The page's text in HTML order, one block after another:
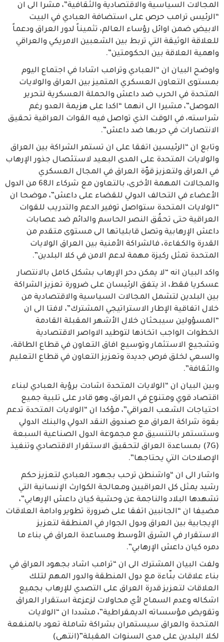
المجالات السياسية والاقتصادية والثقافية”، مشرا الى ان
“الرئيس ترامب حرص على استضافة العبادي في البيت
الابيض ضمن اوائل رؤساء العالم، تثميناً لدور العراق ودعماً
للعلاقة الوثيقة التي تربط بين الشعبين الامريكي والعراقي
واهمية العلاقة بين الحكومتين”.
واوضح البيان ان “العبادي وترامب اشادا في اجتماع اليوم
بمستوى التعاون العسكري المتميز بين العراق والولايات
المتحدة في الحرب ضد داعش والحملة العسكرية لتحرير
الموصل”، مشيرا الى انهما “اكدا على هزيمة العدو رغم
شراسته، في الوقت الذي تواصل فيه القوات العراقية تحقيق
الانتصارات في حربها ضد داعش”.
وتابع ان “الرئيسين اتفقا على ان تستمر الشراكة بين العراق
والولايات المتحدة على المدى البعيد لاستئصال جذور الإرهاب
في العراق ولتعزيز قوّة العراق في المجال العسكري
والمجالات المهمة الأخرى، بالتعاون مع شركاء الـ68 من الدول
الأعضاء في التحالف الدولي للقضاء على داعش”، موضحا ان
“الولايات المتحدة ستواصل توفير الدعم والتدريب للقوات
العراقية حتى تحقُق النصر الحاسم والدائم ضد عصابات
داعش الإرهابية وتصل قابلياتها الى مستوى متقدم من
القدرة والكفاءة، فالشراكة الأمنية بين العراق الولايات
المتحدة تمثل ركيزة مهمة لدعم الامن في كلا البلدين”.
واكد البيان انه “لا يمكن دحر الإرهاب بشكل كامل بالانتصار
عسكريا فقط، اذ يتفق الرئيسان على ضرورة تعزيز الشراكة
بين البلدين لتشمل المجالات السياسية والاقتصادية من
خلال اتفاقية الإطار الاستراتيجي المشترك”، لافتا الى ان
“المسؤولين سيبحثان خلال الأشهر المقبلة القادمة
الخطوات الواجب اتخاذها لتوطيد الاواصر الاقتصادية
وتشجيع الاستثمار وتوسيع افاق التعاون في قطاع الطاقة،
والسعي لخلق فرص جديدة وتعزيز التعاون في قطاع التعليم
والثقافة”.
وبين البيان ان “الولايات المتحدة اشادت برؤية العبادي لبناء
اقتصاد قوي ومتنوع في العراق، وهو قادر على تلبية جميع
احتياجات الشعب العراقي”، مؤكدا ان “الولايات المتحدة تدعم
بقوة شراكة العراق مع صندوق النقد الدولي والبنك الدولي
وستستمر بالتنسيق مع مجموعة الدول الصناعية السبعة
(7G) بمساعدة العراق لتحقيق الاستقرار الاقتصادي وتنفيذ
الإصلاحات التي يحتاجها”.
واشار الى ان “واشنطن ترحب بجهود العبادي لتعزيز حكم
رشيد يمثل كل العراقيين ومعالجة الكوارث الإنسانية التي
تشهدها البلاد والناجمة عن وحشية كيان داعش الإرهابي”،
مضيفا ان “الجانبين اتفقا على ضرورة تطوير وادامة العلاقات
الإيجابية بين العراق ودول الجوار في المنطقة لتعزيز
الاستقرار في الشرق الأوسط ومساعدة العراق في بناء ما
دمره كيان داعش الإرهابي”.
ولفت البيان المشترك الى ان “ترامب اشاد بجهود العراق في
بناء علاقات بنّاءة مع دول المنطقة والدور المهم لتلك
العلاقات لتعزيز قدرة العراق على التصدي للإرهاب بجميع
اشكاله وعدم السماح لأي محاولات لزعزعة استقرار العراق
وتقويض مؤسساته الديمقراطية”، مشددا ان “الولايات
المتحدة والعراق سيستمران بشراكة شاملة تعود بالمنفعة
لكلا البلدين على مدى السنوات المقبلة”(انتهى)